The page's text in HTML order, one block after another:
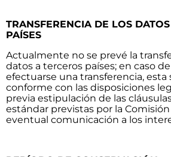
TRANSFERENCIA DE LOS
PAÍSES
Actualmente no se prevé la
datos a terceros países; en caso
efectuarse una transferencia, esta
conforme con las disposiciones
previa estipulación de las
estándar previstas por la
eventual comunicación a los